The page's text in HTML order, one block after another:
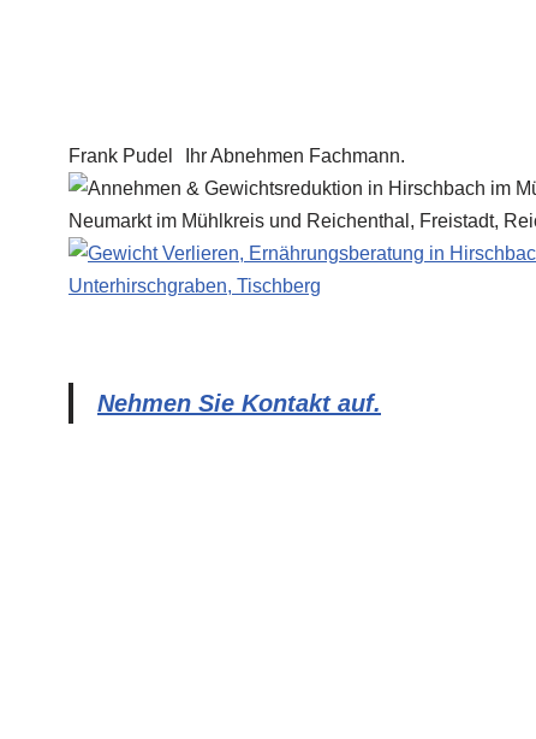
Frank Pudel Ihr Abnehmen Fachmann.
Nehmen Sie Kontakt auf.